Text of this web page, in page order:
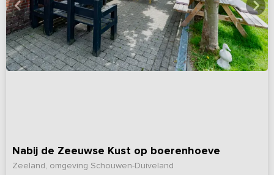
Nabij de Zeeuwse Kust op boerenhoeve
Zeeland, omgeving Schouwen-Duiveland